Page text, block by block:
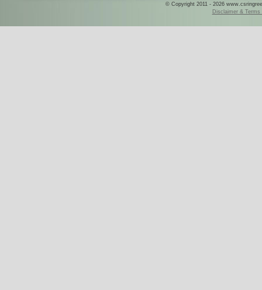
© Copyright 2011 - 2026
Disclaimer & Terms